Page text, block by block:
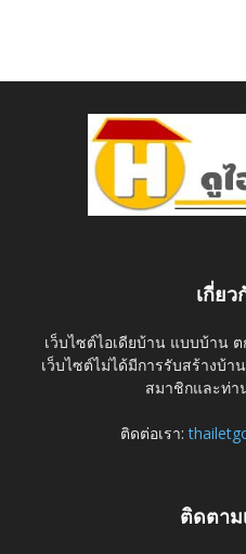
เกี่ยว
เว็บไซต์ไอเดียบ้าน แบบบ้าน
เว็บไซต์ไม่ได้มีการรับสร้างบ้า
สมาชิกและท่า
ติดต่อเรา:
ติดตาม